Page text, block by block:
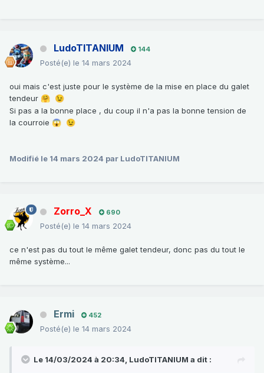
LudoTITANIUM 144
Posté(e) le 14 mars 2024
oui mais c'est juste pour le système de la mise en place du galet
tendeur 🤗 😉
Si pas a la bonne place , du coup il n'a pas la bonne tension de
la courroie 😱 😉
Modifié le 14 mars 2024 par LudoTITANIUM
Zorro_X 690
Posté(e) le 14 mars 2024
ce n'est pas du tout le même galet tendeur, donc pas du tout le
même système...
Ermi 452
Posté(e) le 14 mars 2024
Le 14/03/2024 à 20:34, LudoTITANIUM a dit :